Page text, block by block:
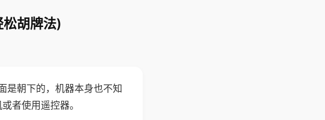
胡牌法)
是朝下的，机器本身也不知
者使用遥控器。